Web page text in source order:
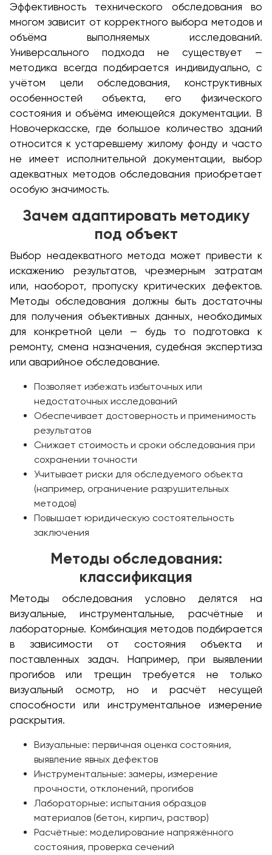
Эффективность технического обследования во
многом зависит от корректного выбора методов и
объёма выполняемых исследований.
Универсального подхода не существует —
методика всегда подбирается индивидуально, с
учётом цели обследования, конструктивных
особенностей объекта, его физического
состояния и объёма имеющейся документации. В
Новочеркасске, где большое количество зданий
относится к устаревшему жилому фонду и часто
не имеет исполнительной документации, выбор
адекватных методов обследования приобретает
особую значимость.
Зачем адаптировать методику
под объект
Выбор неадекватного метода может привести к
искажению результатов, чрезмерным затратам
или, наоборот, пропуску критических дефектов.
Методы обследования должны быть достаточны
для получения объективных данных, необходимых
для конкретной цели — будь то подготовка к
ремонту, смена назначения, судебная экспертиза
или аварийное обследование.
Позволяет избежать избыточных или
недостаточных исследований
Обеспечивает достоверность и применимость
результатов
Снижает стоимость и сроки обследования при
сохранении точности
Учитывает риски для обследуемого объекта
(например, ограничение разрушительных
методов)
Повышает юридическую состоятельность
заключения
Методы обследования:
классификация
Методы обследования условно делятся на
визуальные, инструментальные, расчётные и
лабораторные. Комбинация методов подбирается
в зависимости от состояния объекта и
поставленных задач. Например, при выявлении
прогибов или трещин требуется не только
визуальный осмотр, но и расчёт несущей
способности или инструментальное измерение
раскрытия.
Визуальные: первичная оценка состояния,
выявление явных дефектов
Инструментальные: замеры, измерение
прочности, отклонений, прогибов
Лабораторные: испытания образцов
материалов (бетон, кирпич, раствор)
Расчётные: моделирование напряжённого
состояния, проверка сечений